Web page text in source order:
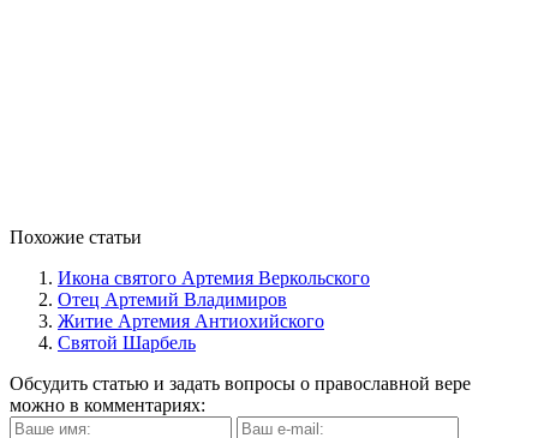
Похожие статьи
Икона святого Артемия Веркольского
Отец Артемий Владимиров
Житие Артемия Антиохийского
Святой Шарбель
Обсудить статью и задать вопросы о православной вере
можно в комментариях: